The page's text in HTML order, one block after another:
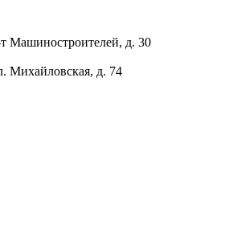
Машиностроителей, д. 30
Михайловская, д. 74